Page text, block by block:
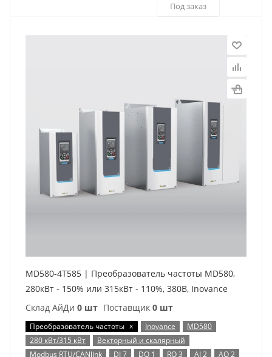
Под заказ
MD580-4T585 | Преобразователь частоты MD580,
280кВт - 150% или 315кВт - 110%, 380В, Inovance
Склад АйДи 0 шт Поставщик 0 шт
Преобразователь частоты x Inovance
MD580
280 кВт/315 кВт
Векторный и скалярный
Modbus RTU/CANlink
DI 7 DO 1 RO 3 AI 2
AO 2